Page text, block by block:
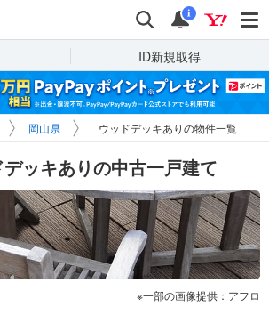
検索 通知
i
ID新規取得
岡山県 ウッドデッキありの物件一覧
ッキありの中古一戸建て
一部の画像提供：アフロ